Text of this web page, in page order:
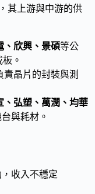
其上游與中游的供
、欣興、景碩等公
。
責晶片的封裝與測
、弘塑、萬潤、均華
與耗材。
收入不穩定